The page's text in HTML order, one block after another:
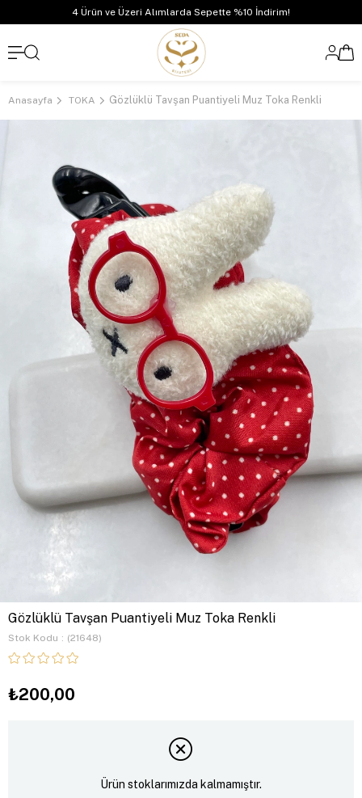
4 Ürün ve Üzeri Alımlarda Sepette %10 İndirim!
Anasayfa TOKA Gözlüklü Tavşan Puantiyeli Muz Toka Renkli
Gözlüklü Tavşan Puantiyeli Muz Toka Renkli
Stok Kodu (21648)
₺200,00
Ürün stoklarımızda kalmamıştır.